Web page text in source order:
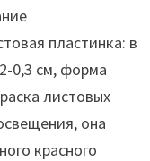
пластинка: в
0,3 см, форма
листовых
она
красного